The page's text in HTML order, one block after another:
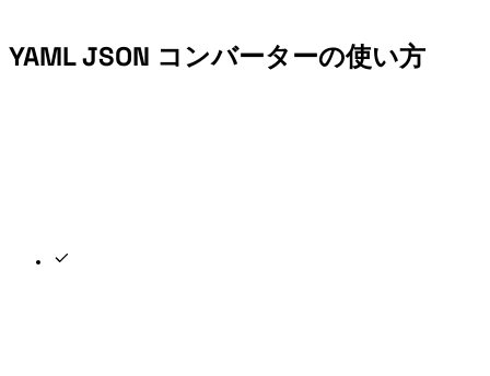
YAML JSON コンバーターの使い方